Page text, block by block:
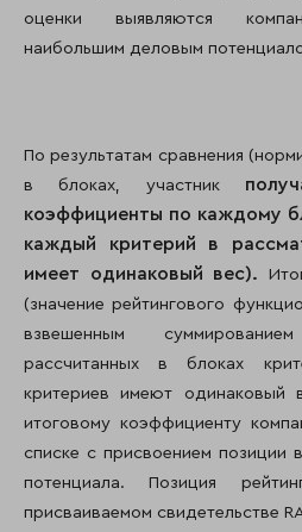
оценки выявляются
наибольшим деловым
По результатам сравнения
в блоках, участник
коэффициенты по каждому
каждый критерий в
имеет одинаковый вес).
(значение рейтингового
взвешенным
рассчитанных в блоках
критериев имеют одинаковый
итоговому коэффициенту
списке с присвоением позиции
потенциала. Позиция
присваиваемом свидетельстве